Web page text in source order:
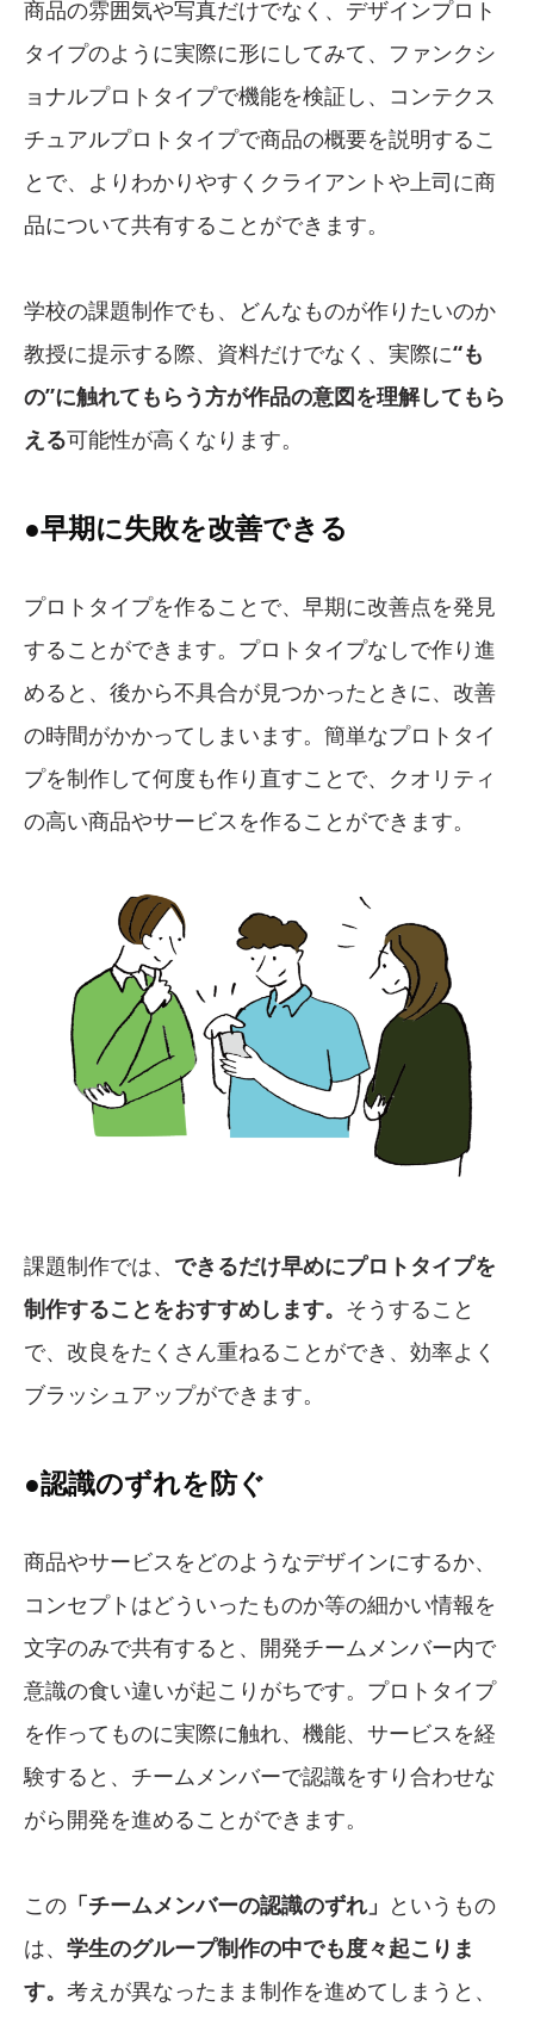
商品の雰囲気や写真だけでなく、デザインプロト
タイプのように実際に形にしてみて、ファンクシ
ョナルプロトタイプで機能を検証し、コンテクス
チュアルプロトタイプで商品の概要を説明するこ
とで、よりわかりやすくクライアントや上司に商
品について共有することができます。
学校の課題制作でも、どんなものが作りたいのか
教授に提示する際、資料だけでなく、実際に“も
の”に触れてもらう方が作品の意図を理解してもら
える可能性が高くなります。
●早期に失敗を改善できる
プロトタイプを作ることで、早期に改善点を発見
することができます。プロトタイプなしで作り進
めると、後から不具合が見つかったときに、改善
の時間がかかってしまいます。簡単なプロトタイ
プを制作して何度も作り直すことで、クオリティ
の高い商品やサービスを作ることができます。
課題制作では、 できるだけ早めにプロトタイプを
制作することをおすすめします。 そうすること
で、改良をたくさん重ねることができ、効率よく
ブラッシュアップができます。
●認識のずれを防ぐ
商品やサービスをどのようなデザインにするか、
コンセプトはどういったものか等の細かい情報を
文字のみで共有すると、開発チームメンバー内で
意識の食い違いが起こりがちです。プロトタイプ
を作ってものに実際に触れ、機能、サービスを経
験すると、チームメンバーで認識をすり合わせな
がら開発を進めることができます。
この 「チームメンバーの認識のずれ」 というもの
は、 学生のグループ制作の中でも度々起こりま
す。 考えが異なったまま制作を進めてしまうと、